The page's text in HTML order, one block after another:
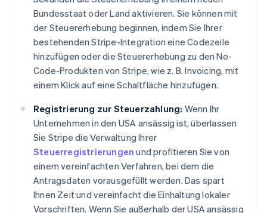
Bundesstaat oder Land aktivieren. Sie können mit
der Steuererhebung beginnen, indem Sie Ihrer
bestehenden Stripe-Integration eine Codezeile
hinzufügen oder die Steuererhebung zu den No-
Code-Produkten von Stripe, wie z. B. Invoicing, mit
einem Klick auf eine Schaltfläche hinzufügen.
Registrierung zur Steuerzahlung: Wenn Ihr
Unternehmen in den USA ansässig ist, überlassen
Sie Stripe die Verwaltung Ihrer
Steuerregistrierungen und profitieren Sie von
einem vereinfachten Verfahren, bei dem die
Antragsdaten vorausgefüllt werden. Das spart
Ihnen Zeit und vereinfacht die Einhaltung lokaler
Vorschriften. Wenn Sie außerhalb der USA ansässig
Australien
English
NederlandsFrançaisDeutsch English
Brasilien
Bulgarien
English
Dänemark
English
Deutschland